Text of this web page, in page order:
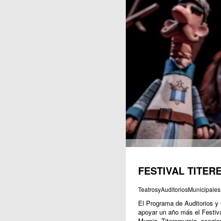
FESTIVAL
TeatrosyAuditoriosMunicipales
El Programa de Auditorios
apoyar un año más el